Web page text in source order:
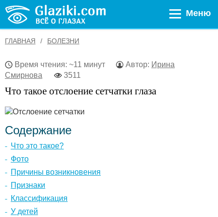
Меню
ГЛАВНАЯ БОЛЕЗНИ
Время чтения: ~11 минут Автор: Ирина
Смирнова
3511
Что такое отслоение сетчатки глаза
Содержание
Что это такое?
Фото
Причины возникновения
Признаки
Классификация
У детей